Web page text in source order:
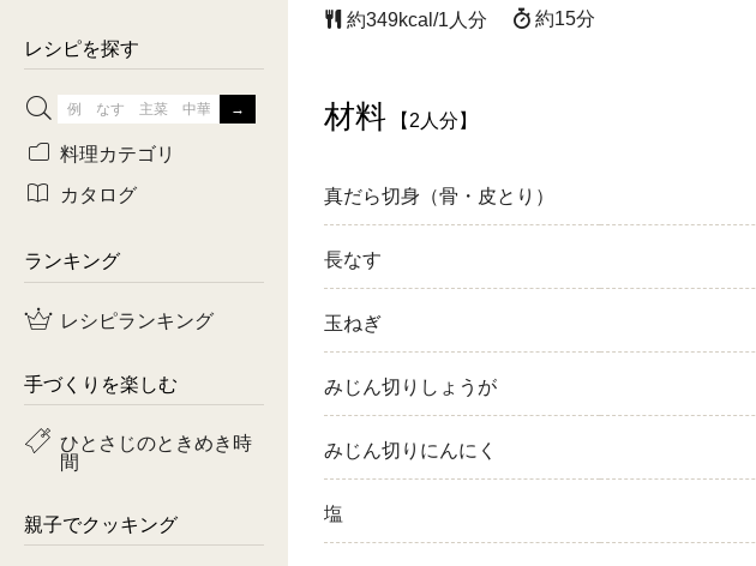
約349kcal/1人分 約15分
材料 【2人分】
真だら切身（骨・皮とり）
長なす
玉ねぎ
みじん切りしょうが
みじん切りにんにく
塩
レシピを探す
3日分ごはんセット（3人分）
有賀薫さんのスープ
鶏肉 ひき肉
魚 アスパラガス
トマト
料理カテゴリ
カタログ
ランキング
レシピランキング
手づくりを楽しむ
ひとさじのときめき時
間
親子でクッキング